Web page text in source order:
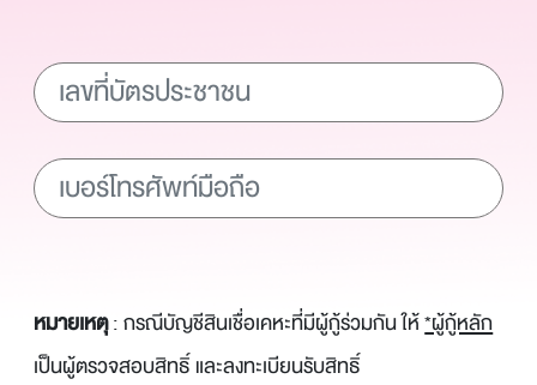
หมายเหตุ: กรณีบัญชีสินเชื่อเคหะที่มีผู้กู้ร่วมกัน ให้*ผู้กู้หลัก
เป็นผู้ตรวจสอบสิทธิ์ และลงทะเบียนรับสิทธิ์